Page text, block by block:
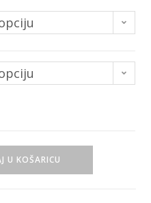
U KOŠARICU